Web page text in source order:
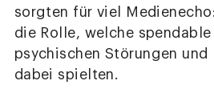
sorgten für viel
die Rolle, welche spendable
psychischen Störungen und
dabei spielten.